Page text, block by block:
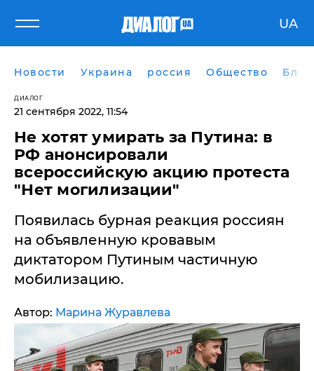
UA
Новости Украина россия Общество
ДИАЛОГ
21 сентября 2022, 11:54
Не хотят умирать за Путина: в
РФ анонсировали
всероссийскую акцию протеста
"Нет могилизации"
Появилась бурная реакция россиян
на объявленную кровавым
диктатором Путиным частичную
мобилизацию.
Автор: Марина Журавлева